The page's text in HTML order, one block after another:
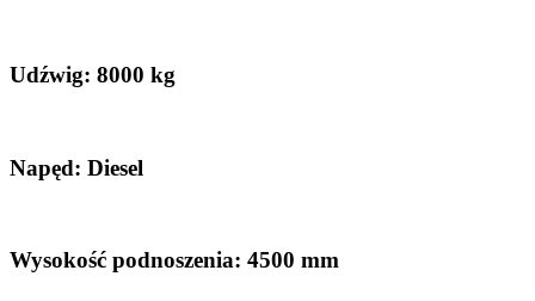
Udźwig: 8000 kg
Napęd: Diesel
Wysokość podnoszenia: 4500 mm